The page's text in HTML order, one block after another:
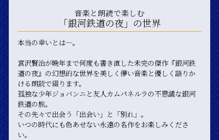
音楽と朗読で楽しむ
「銀河鉄道の夜」の世界
本当の幸いとは—。
宮沢賢治が晩年まで何度も書き直した未完の傑作『銀河鉄
道の夜』の幻想的な世界を美しく儚い音楽と優しく語りか
ける朗読で綴ります。
孤独な少年ジョバンニと友人カムパネルラの不思議な銀河
鉄道の旅。
その先々で出会う「出会い」と「別れ」。
いつの時代にも色あせない永遠の名作をお楽しみくださ
い。